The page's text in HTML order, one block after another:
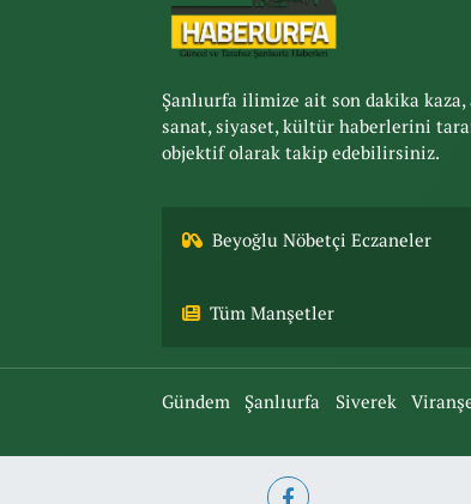
Şanlıurfa ilimize ait son dakika
sanat, siyaset, kültür haberlerini
objektif olarak takip edebilirsiniz.
Beyoğlu Nöbetçi Eczaneler
Tüm Manşetler
Gündem Şanlıurfa Siverek